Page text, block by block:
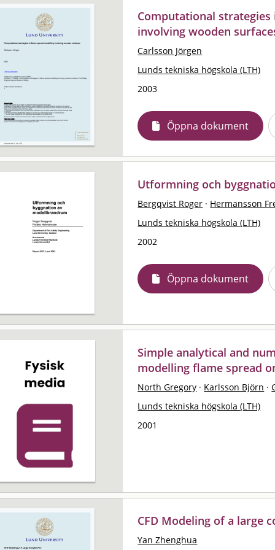
Computational
involving wooden
Carlsson Jörgen
Lunds tekniska högskola (LTH)
2003
Öppna dokument
Utformning och
Bergqvist Roger · Hermansson
Lunds tekniska högskola (LTH)
2002
Öppna dokument
Simple analytical and
modelling flame spread
North Gregory · Karlsson Björn ·
Lunds tekniska högskola (LTH)
2001
CFD Modeling of a large
Yan Zhenghua